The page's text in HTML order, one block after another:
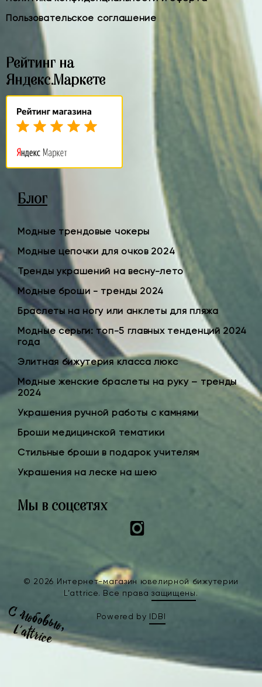
Пользовательское соглашение
Рейтинг на
Яндекс.Маркете
Блог
Модные трендовые чокеры
Модные цепочки для очков 2024
Тренды украшений на весну-лето
Модные броши - тренды 2024
Браслеты на ногу или анклеты для пляжа
Модные серьги: топ-5 главных тенденций 2024
года
Элитная бижутерия класса люкс
Модные женские браслеты на руку – тренды
2024
Украшения ручной работы с камнями
Броши медицинской тематики
Стильные броши в подарок учителям
Украшения на леске на шею
Мы в соцсетях
Instagram
© 2026 Интернет-магазин ювелирной бижутерии
L’attrice. Все правазащищены.
Powered by IDBI